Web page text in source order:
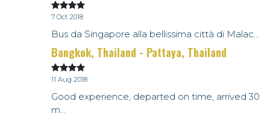
7 Oct 2018
Bus da Singapore alla bellissima città di Malac...
Bangkok, Thailand - Pattaya, Thailand
11 Aug 2018
Good experience, departed on time, arrived 30
m...